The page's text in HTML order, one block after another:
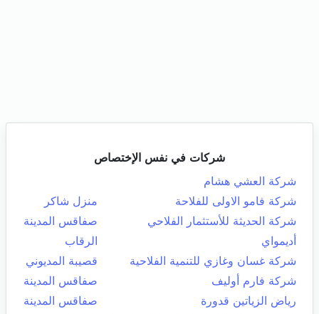
شركات في نفس الإختصاص
شركة العشي هشام
شركة فامو الاولى للفلاحة
منزل شاكر
شركة الحديثة للأستثمار الفلاحي
صفاقس المدينة
أديمواي
الرقاب
شركة غسان وغازي للتنمية الفلاحية
قصيبة المديوني
شركة فارم أوليف
صفاقس المدينة
رياض الزياتين قدورة
صفاقس المدينة